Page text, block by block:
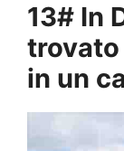
13# In
trovato
in un